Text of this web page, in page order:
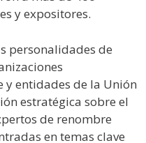
y expositores.
personalidades de
entidades de la Unión
estratégica sobre el
de renombre
en temas clave